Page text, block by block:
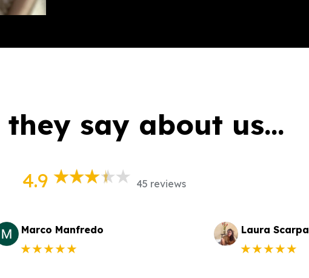
say about us...
4.9 45 reviews
Marco Manfredo
★★★★★
Laura Scarpa
★★★★★